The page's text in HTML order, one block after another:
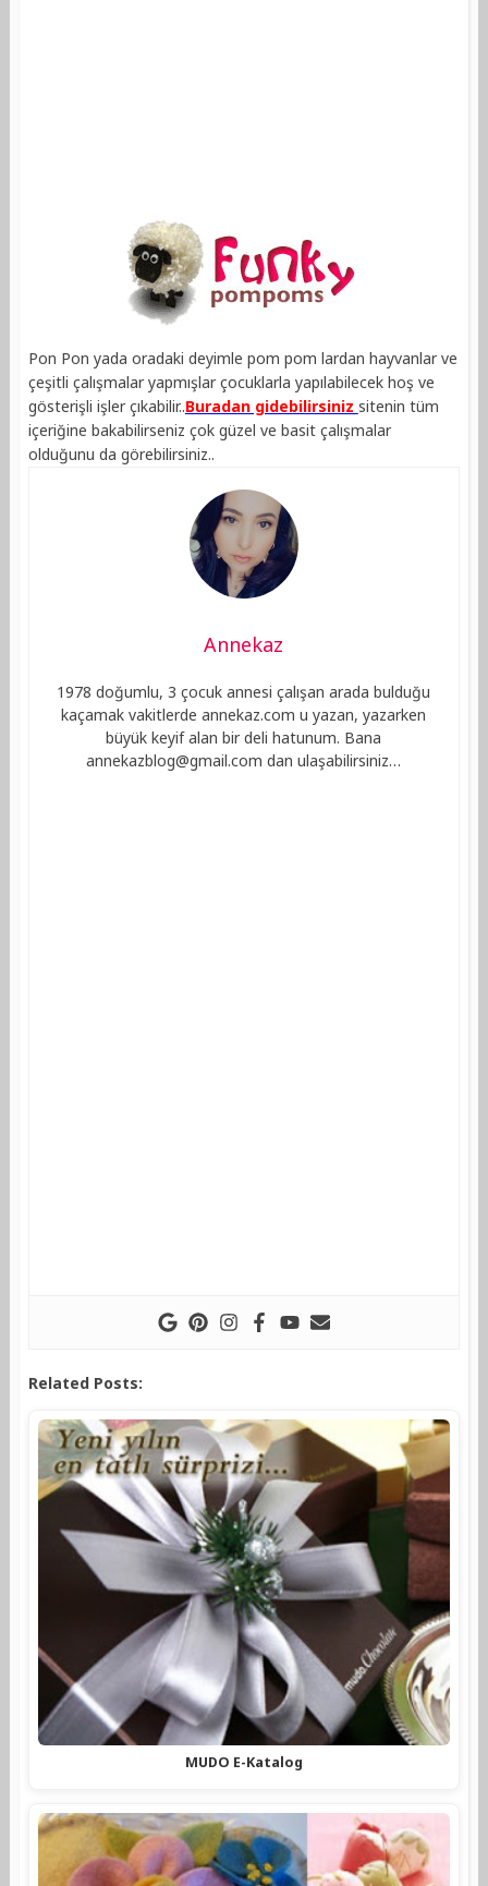
Pon Pon yada oradaki deyimle pom pom lardan hayvanlar ve
çeşitli çalışmalar yapmışlar çocuklarla yapılabilecek hoş ve
gösterişli işler çıkabilir..Buradan gidebilirsiniz sitenin tüm
içeriğine bakabilirseniz çok güzel ve basit çalışmalar
olduğunu da görebilirsiniz..
Annekaz
1978 doğumlu, 3 çocuk annesi çalışan arada bulduğu
kaçamak vakitlerde annekaz.com u yazan, yazarken
büyük keyif alan bir deli hatunum. Bana
annekazblog@gmail.com dan ulaşabilirsiniz…
Related Posts:
MUDO E-Katalog